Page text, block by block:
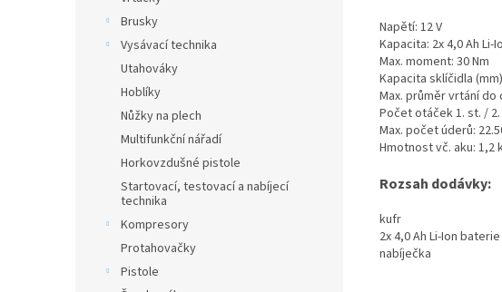
Brusky
Vysávací technika
Utahováky
Hoblíky
Nůžky na plech
Multifunkční nářadí
Horkovzdušné pistole
Startovací, testovací a nabíjecí
technika
Kompresory
Protahovačky
Pistole
Napětí: 12 V
Kapacita: 2x 4,0 Ah Li-
Max. moment: 30 Nm
Kapacita sklíčidla
Max. průměr vrtání do
Počet otáček 1. st. / 2.
Max. počet úderů:
Hmotnost vč. aku: 1,2
Rozsah dodávky:
kufr
2x 4,0 Ah Li-Ion baterie
nabíječka